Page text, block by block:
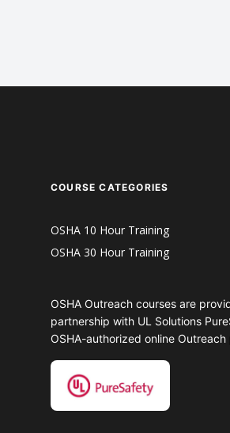
COURSE CATEGORIES
OSHA 10 Hour Training
OSHA 30 Hour Training
OSHA Outreach courses are
partnership with UL Solutions
OSHA-authorized online Outreach